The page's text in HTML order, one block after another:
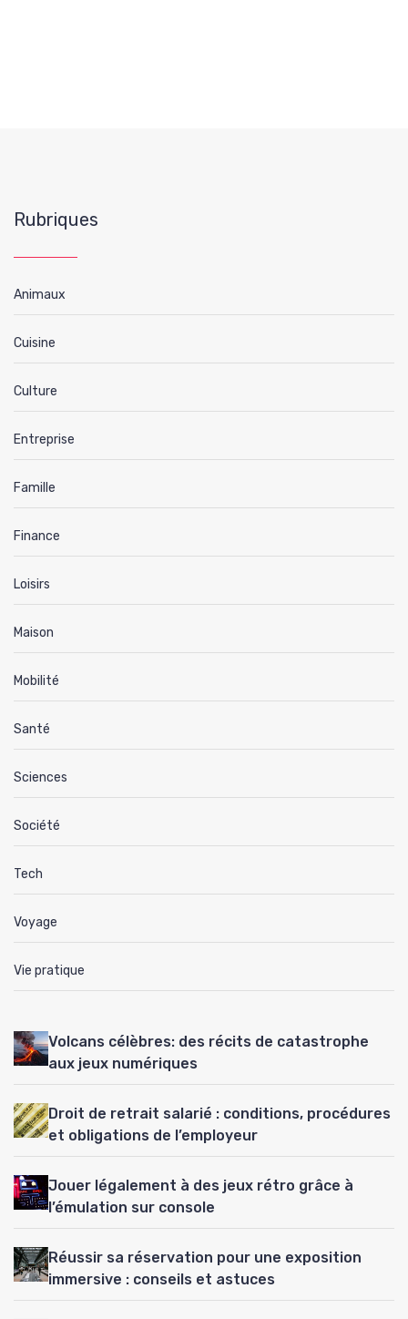
Rubriques
Animaux
Cuisine
Culture
Entreprise
Famille
Finance
Loisirs
Maison
Mobilité
Santé
Sciences
Société
Tech
Voyage
Vie pratique
Volcans célèbres: des récits de catastrophe
aux jeux numériques
Droit de retrait salarié : conditions, procédures
et obligations de l’employeur
Jouer légalement à des jeux rétro grâce à
l’émulation sur console
Réussir sa réservation pour une exposition
immersive : conseils et astuces